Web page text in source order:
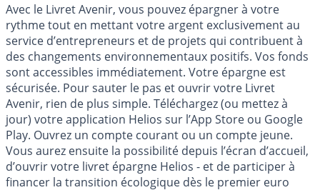
Avec le Livret Avenir, vous pouvez épargner à votre
rythme tout en mettant votre argent exclusivement au
service d’entrepreneurs et de projets qui contribuent à
des changements environnementaux positifs. Vos fonds
sont accessibles immédiatement. Votre épargne est
sécurisée. Pour sauter le pas et ouvrir votre Livret
Avenir, rien de plus simple. Téléchargez (ou mettez à
jour) votre application Helios sur l’App Store ou Google
Play. Ouvrez un compte courant ou un compte jeune.
Vous aurez ensuite la possibilité depuis l’écran d’accueil,
d’ouvrir votre livret épargne Helios - et de participer à
financer la transition écologique dès le premier euro